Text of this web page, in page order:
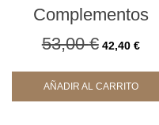
Complementos
53,00€ 42,40 €
AÑADIR AL CARRITO